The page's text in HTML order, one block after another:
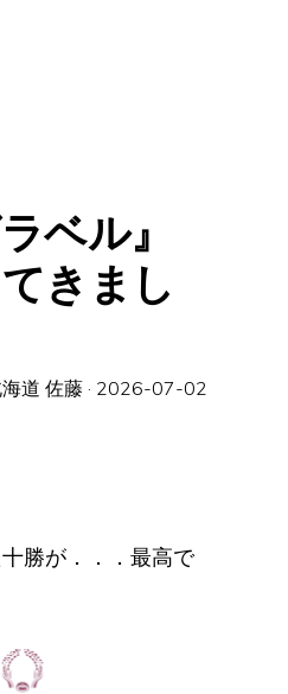
ベル』
きまし
道 佐藤· 2026-07-02
勝が．．．最高で